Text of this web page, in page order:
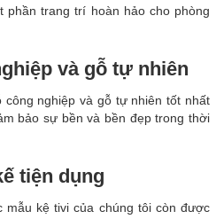
phần trang trí hoàn hảo cho phòng
và gỗ tự nhiên
nghiệp và gỗ tự nhiên tốt nhất
bảo sự bền và bền đẹp trong thời
tiện dụng
mẫu kệ tivi của chúng tôi còn được